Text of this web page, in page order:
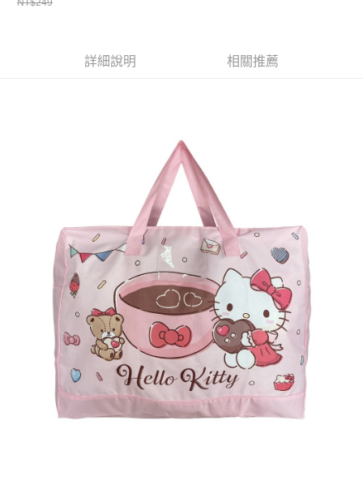
４．使用「AFTEE先享後付」時，將依據個別帳號之用戶狀況，依本公司即
詳細說明 相關推薦